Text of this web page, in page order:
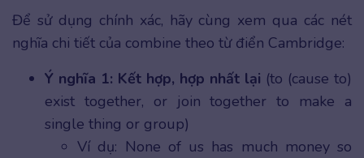
Để sử dụng chính xác, hãy cùng xem qua các nét
nghĩa chi tiết của combine theo từ điển Cambridge:
Ý nghĩa 1: Kết hợp, hợp nhất lại (to (cause to)
exist together, or join together to make a
single thing or group)
Ví dụ: None of us has much money so